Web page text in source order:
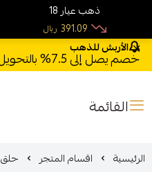
الأربش للذهب
خصم يصل إلى 7.5% بالتحويل البنكي أو 3% عبر مدى وSTC Pay + خصم بكود **X123** وشحن مجاني للطلبات فوق 1000 ريال
القائمة
الرئيسية اقسام المتجر حلق
18 ذهب عيار
ريال 391.09